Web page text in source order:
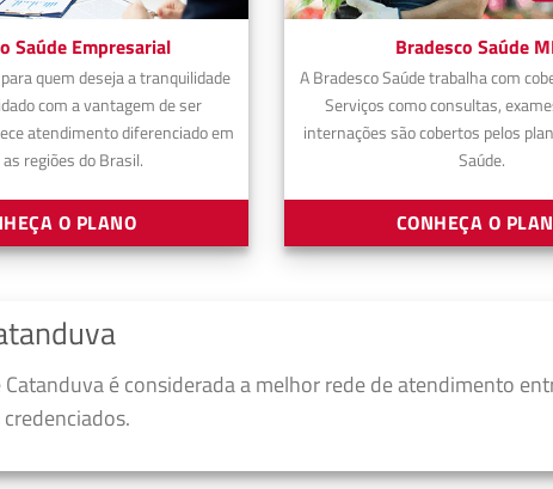
Saúde Empresarial
quem deseja a tranquilidade
com a vantagem de ser
atendimento diferenciado em
regiões do Brasil.
O PLANO
Bradesco Saúde
A Bradesco Saúde trabalha com
Serviços como consultas,
internações são cobertos pelos
Saúde.
CONHEÇA O
é considerada a melhor rede de atendimento